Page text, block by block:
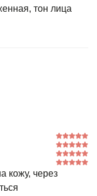
тон лица
кожу, через